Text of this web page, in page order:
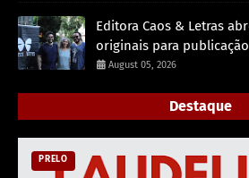
Editora Caos & Letras
originais para publicação
August 05, 2026
Destaque
PRELO